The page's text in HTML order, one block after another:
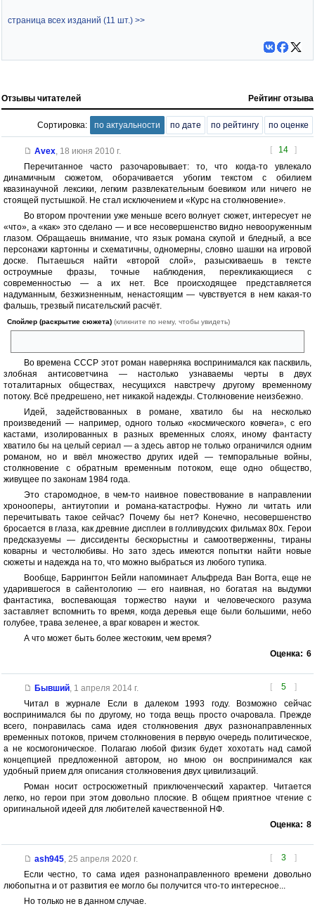
страница всех изданий (11 шт.) >>
Отзывы читателей Рейтинг отзыва
Сортировка: по актуальности по дате по рейтингу по оценке
[ 14 ]
Avex, 18 июня 2010 г.
Перечитанное часто разочаровывает: то, что когда-то увлекало
динамичным сюжетом, оборачивается убогим текстом с обилием
квазинаучной лексики, легким развлекательным боевиком или ничего не
стоящей пустышкой. Не стал исключением и «Курс на столкновение».
Во втором прочтении уже меньше всего волнует сюжет, интересует не
«что», а «как» это сделано — и все несовершенство видно невооруженным
глазом. Обращаешь внимание, что язык романа скупой и бледный, а все
персонажи картонны и схематичны, одномерны, словно шашки на игровой
доске. Пытаешься найти «второй слой», разыскиваешь в тексте
остроумные фразы, точные наблюдения, перекликающиеся с
современностью — а их нет. Все происходящее представляется
надуманным, безжизненным, ненастоящим — чувствуется в нем какая-то
фальшь, трезвый писательский расчёт.
Спойлер (раскрытие сюжета) (кликните по нему, чтобы увидеть)
Во времена СССР этот роман наверняка воспринимался как пасквиль,
злобная антисоветчина — настолько узнаваемы черты в двух
тоталитарных обществах, несущихся навстречу другому временному
потоку. Всё предрешено, нет никакой надежды. Столкновение неизбежно.
Идей, задействованных в романе, хватило бы на несколько
произведений — например, одного только «космического ковчега», с его
кастами, изолированных в разных временных слоях, иному фантасту
хватило бы на целый сериал — а здесь автор не только ограничился одним
романом, но и ввёл множество других идей — темпоральные войны,
столкновение с обратным временным потоком, еще одно общество,
живущее по законам 1984 года.
Это старомодное, в чем-то наивное повествование в направлении
хронооперы, антиутопии и романа-катастрофы. Нужно ли читать или
перечитывать такое сейчас? Почему бы нет? Конечно, несовершенство
бросается в глаза, как древние дисплеи в голливудских фильмах 80х. Герои
предсказуемы — диссиденты бескорыстны и самоотверженны, тираны
коварны и честолюбивы. Но зато здесь имеются попытки найти новые
сюжеты и надежда на то, что можно выбраться из любого тупика.
Вообще, Баррингтон Бейли напоминает Альфреда Ван Вогта, еще не
ударившегося в сайентологию — его наивная, но богатая на выдумки
фантастика, воспевающая торжество науки и человеческого разума
заставляет вспомнить то время, когда деревья еще были большими, небо
голубее, трава зеленее, а враг коварен и жесток.
А что может быть более жестоким, чем время?
Оценка: 6
[ 5 ]
Бывший, 1 апреля 2014 г.
Читал в журнале Если в далеком 1993 году. Возможно сейчас
воспринимался бы по другому, но тогда вещь просто очаровала. Прежде
всего, понравилась сама идея столкновения двух разнонаправленных
временных потоков, причем столкновения в первую очередь политическое,
а не космогоническое. Полагаю любой физик будет хохотать над самой
концепцией предложенной автором, но мною он воспринимался как
удобный прием для описания столкновения двух цивилизаций.
Роман носит остросюжетный приключенческий характер. Читается
легко, но герои при этом довольно плоские. В общем приятное чтение с
оригинальной идеей для любителей качественной НФ.
Оценка: 8
[ 3 ]
ash945, 25 апреля 2020 г.
Если честно, то сама идея разнонаправленного времени довольно
любопытна и от развития ее могло бы получится что-то интересное...
Но только не в данном случае.